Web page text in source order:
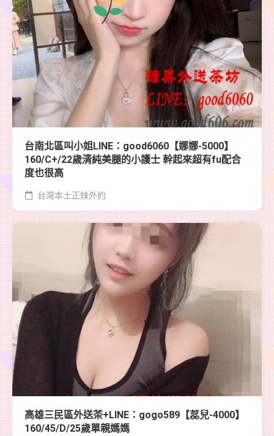
台南北區叫小姐LINE：good6060【娜娜-5000】
160/C+/22歲清純美腿的小護士 幹起來超有fu配合
度也很高
台灣本土正妹外約
高雄三民區外送茶+LINE：gogo589【蕊兒-4000】
160/45/D/25歲單親媽媽